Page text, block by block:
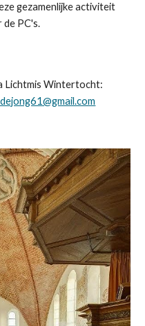
gezamenlijke activiteit
PC's.
Lichtmis Wintertocht: